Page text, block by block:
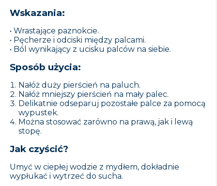
Wskazania:
• Wrastające paznokcie.
• Pęcherze i odciski między palcami.
• Ból wynikający z ucisku palców na siebie.
Sposób użycia:
Nałóż duży pierścień na paluch.
Nałóż mniejszy pierścień na mały palec.
Delikatnie odseparuj pozostałe palce za pomocą
wypustek.
Można stosować zarówno na prawą, jak i lewą
stopę.
Jak czyścić?
Umyć w ciepłej wodzie z mydłem, dokładnie
wypłukać i wytrzeć do sucha.